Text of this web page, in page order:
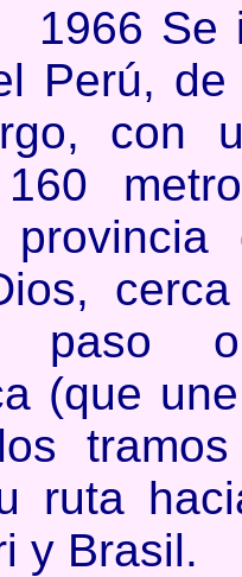
1966 Se
Perú,
con
paso
(que
ruta
y Brasil.